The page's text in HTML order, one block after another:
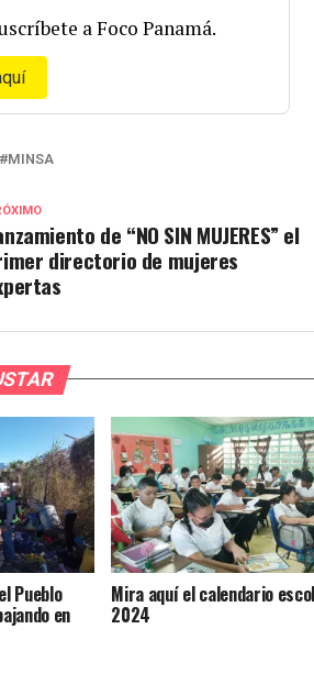
a Foco Panamá.
MINSA
de “NO SIN MUJERES” el
directorio de mujeres
Pueblo
en
Mira aquí el calendario
2024